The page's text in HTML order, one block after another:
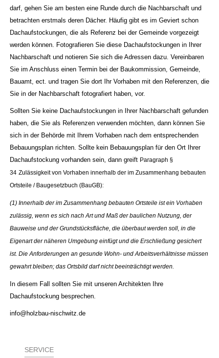
darf, gehen Sie am besten eine Runde durch die Nachbarschaft und
betrachten erstmals deren Dächer. Häufig gibt es im Geviert schon
Dachaufstockungen, die als Referenz bei der Gemeinde vorgezeigt
werden können. Fotografieren Sie diese Dachaufstockungen in Ihrer
Nachbarschaft und notieren Sie sich die Adressen dazu. Vereinbaren
Sie im Anschluss einen Termin bei der Baukommission, Gemeinde,
Bauamt, ect. und tragen Sie dort Ihr Vorhaben mit den Referenzen, die
Sie in der Nachbarschaft fotografiert haben, vor.
Sollten Sie keine Dachaufstockungen in Ihrer Nachbarschaft gefunden
haben, die Sie als Referenzen verwenden möchten, dann können Sie
sich in der Behörde mit Ihrem Vorhaben nach dem entsprechenden
Bebauungsplan richten. Sollte kein Bebauungsplan für den Ort Ihrer
Dachaufstockung vorhanden sein, dann greift Paragraph §
34 Zulässigkeit von Vorhaben innerhalb der im Zusammenhang bebauten
Ortsteile / Baugesetzbuch (BauGB):
(1) Innerhalb der im Zusammenhang bebauten Ortsteile ist ein Vorhaben
zulässig, wenn es sich nach Art und Maß der baulichen Nutzung, der
Bauweise und der Grundstücksfläche, die überbaut werden soll, in die
Eigenart der näheren Umgebung einfügt und die Erschließung gesichert
ist. Die Anforderungen an gesunde Wohn- und Arbeitsverhältnisse müssen
gewahrt bleiben; das Ortsbild darf nicht beeinträchtigt werden.
In diesem Fall sollten Sie mit unseren Architekten Ihre
Dachaufstockung besprechen.
info@holzbau-nischwitz.de
SERVICE